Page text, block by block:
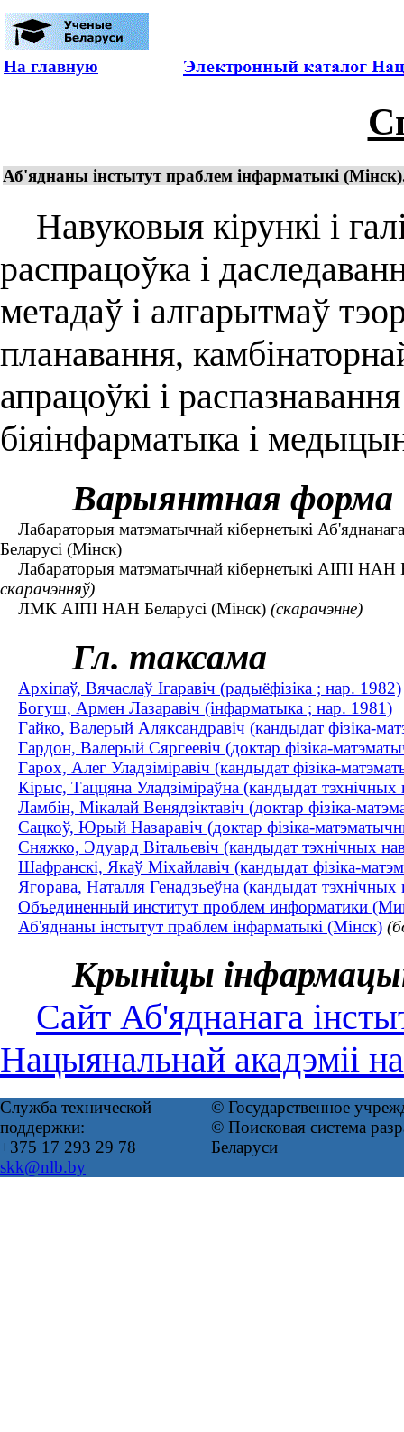
На главную
Аб'яднаны інстытут праблем інфарматыкі
Навуковыя кірункі і
распрацоўка і
метадаў і алгарытмаў
планавання,
апрацоўкі і
біяінфарматыка і
Варыянтная форма
Лабараторыя матэматычнай кібернетыкі
Беларусі (Мінск)
Лабараторыя матэматычнай кібернетыкі АІПІ НАН
скарачэнняў)
ЛМК АІПІ НАН Беларусі (Мінск) (скарачэнне)
Гл. таксама
Архіпаў, Вячаслаў Ігаравіч (радыёфізіка ; нар. 1982)
Богуш, Армен Лазаравіч (інфарматыка ; нар. 1981)
Гайко, Валерый Аляксандравіч (кандыдат фізіка-
Гардон, Валерый Сяргеевіч (доктар фізіка-
Гарох, Алег Уладзіміравіч (кандыдат фізіка-
Кірыс, Таццяна Уладзіміраўна (кандыдат
Ламбін, Мікалай Венядзіктавіч (доктар фізіка-
Сацкоў, Юрый Назаравіч (доктар фізіка-
Сняжко, Эдуард Вітальевіч (кандыдат тэхнічных
Шафранскі, Якаў Міхайлавіч (кандыдат фізіка-
Ягорава, Наталля Генадзьеўна (кандыдат
Объединенный институт проблем информатики
Аб'яднаны інстытут праблем інфарматыкі (Мінск)
Крыніцы
Сайт Аб'яднанага
Нацыянальнай акадэміі
Служба технической
поддержки:
+375 17 293 29 78
skk@nlb.by
© Государственное
© Поисковая система
Беларуси